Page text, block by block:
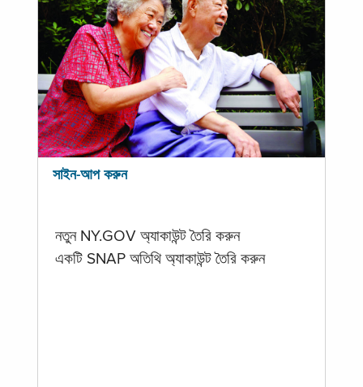
সাইন-আপ করুন
নতুন NY.GOV অ্যাকাউন্ট তৈরি করুন
একটি SNAP অতিথি অ্যাকাউন্ট তৈরি করুন